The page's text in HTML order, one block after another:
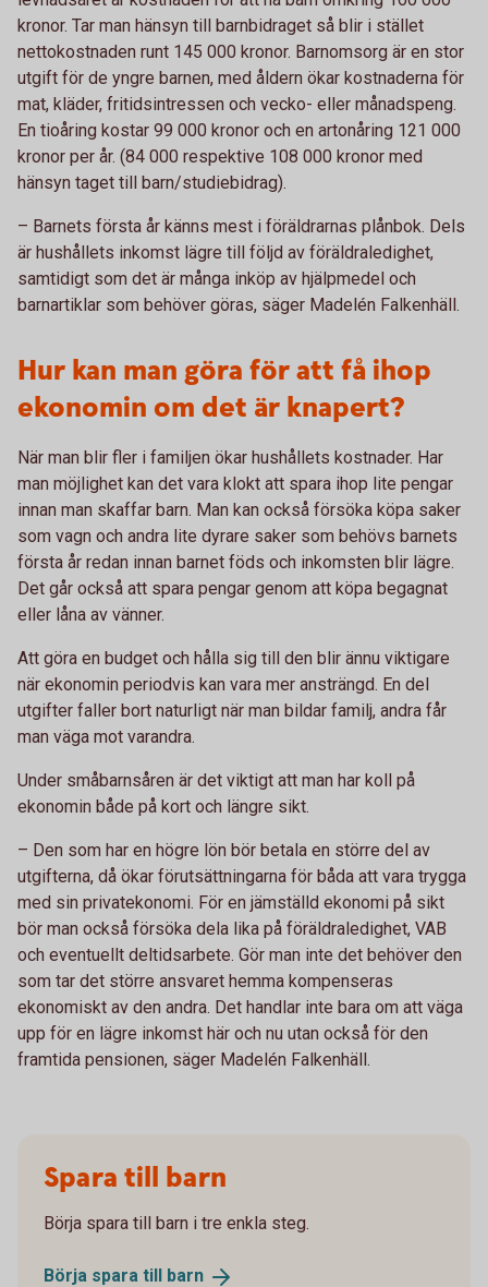
kronor. Tar man hänsyn till barnbidraget så blir i stället
nettokostnaden runt 145 000 kronor. Barnomsorg är en stor
utgift för de yngre barnen, med åldern ökar kostnaderna för
mat, kläder, fritidsintressen och vecko- eller månadspeng.
En tioåring kostar 99 000 kronor och en artonåring 121 000
kronor per år. (84 000 respektive 108 000 kronor med
hänsyn taget till barn/studiebidrag).
– Barnets första år känns mest i föräldrarnas plånbok. Dels
är hushållets inkomst lägre till följd av föräldraledighet,
samtidigt som det är många inköp av hjälpmedel och
barnartiklar som behöver göras, säger Madelén Falkenhäll.
Hur kan man göra för att få ihop
ekonomin om det är knapert?
När man blir fler i familjen ökar hushållets kostnader. Har
man möjlighet kan det vara klokt att spara ihop lite pengar
innan man skaffar barn. Man kan också försöka köpa saker
som vagn och andra lite dyrare saker som behövs barnets
första år redan innan barnet föds och inkomsten blir lägre.
Det går också att spara pengar genom att köpa begagnat
eller låna av vänner.
Att göra en budget och hålla sig till den blir ännu viktigare
när ekonomin periodvis kan vara mer ansträngd. En del
utgifter faller bort naturligt när man bildar familj, andra får
man väga mot varandra.
Under småbarnsåren är det viktigt att man har koll på
ekonomin både på kort och längre sikt.
– Den som har en högre lön bör betala en större del av
utgifterna, då ökar förutsättningarna för båda att vara trygga
med sin privatekonomi. För en jämställd ekonomi på sikt
bör man också försöka dela lika på föräldraledighet, VAB
och eventuellt deltidsarbete. Gör man inte det behöver den
som tar det större ansvaret hemma kompenseras
ekonomiskt av den andra. Det handlar inte bara om att väga
upp för en lägre inkomst här och nu utan också för den
framtida pensionen, säger Madelén Falkenhäll.
Spara till barn
Börja spara till barn i tre enkla steg.
Börja spara till barn